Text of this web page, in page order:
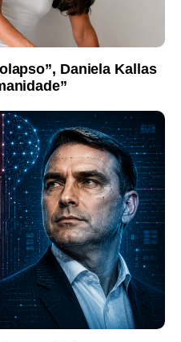
Daniela Kallas